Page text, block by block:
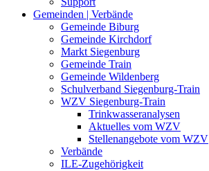
Gemeinden | Verbände
Gemeinde Biburg
Gemeinde Kirchdorf
Markt Siegenburg
Gemeinde Train
Gemeinde Wildenberg
Schulverband Siegenburg-Train
WZV Siegenburg-Train
Trinkwasseranalysen
Aktuelles vom WZV
Stellenangebote vom WZV
Verbände
ILE-Zugehörigkeit